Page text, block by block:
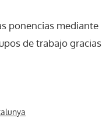
ponencias mediante
de trabajo gracias